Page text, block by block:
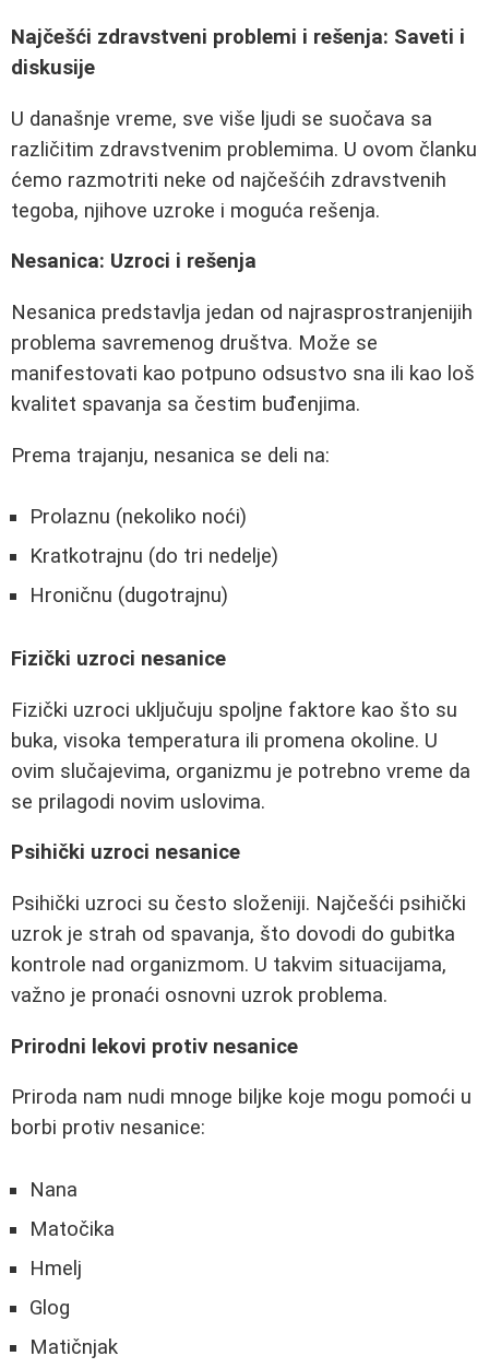
Najčešći zdravstveni problemi i rešenja: Saveti i
diskusije
U današnje vreme, sve više ljudi se suočava sa
različitim zdravstvenim problemima. U ovom članku
ćemo razmotriti neke od najčešćih zdravstvenih
tegoba, njihove uzroke i moguća rešenja.
Nesanica: Uzroci i rešenja
Nesanica predstavlja jedan od najrasprostranjenijih
problema savremenog društva. Može se
manifestovati kao potpuno odsustvo sna ili kao loš
kvalitet spavanja sa čestim buđenjima.
Prema trajanju, nesanica se deli na:
Prolaznu (nekoliko noći)
Kratkotrajnu (do tri nedelje)
Hroničnu (dugotrajnu)
Fizički uzroci nesanice
Fizički uzroci uključuju spoljne faktore kao što su
buka, visoka temperatura ili promena okoline. U
ovim slučajevima, organizmu je potrebno vreme da
se prilagodi novim uslovima.
Psihički uzroci nesanice
Psihički uzroci su često složeniji. Najčešći psihički
uzrok je strah od spavanja, što dovodi do gubitka
kontrole nad organizmom. U takvim situacijama,
važno je pronaći osnovni uzrok problema.
Prirodni lekovi protiv nesanice
Priroda nam nudi mnoge biljke koje mogu pomoći u
borbi protiv nesanice:
Nana
Matočika
Hmelj
Glog
Matičnjak